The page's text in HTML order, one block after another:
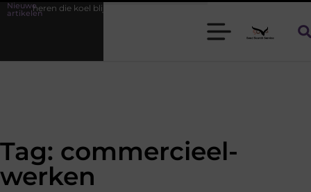
Nieuwe
artikelen
heren die koel blijven
Tag: commercieel-
werken